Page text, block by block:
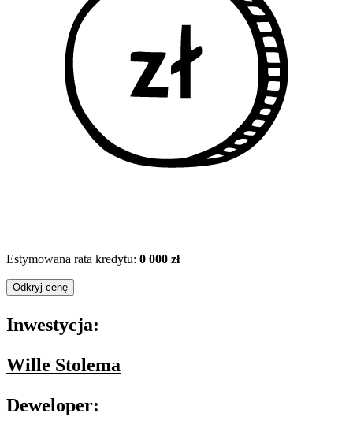
Estymowana rata kredytu: 0 000 zł
Odkryj cenę
Inwestycja:
Wille Stolema
Deweloper: